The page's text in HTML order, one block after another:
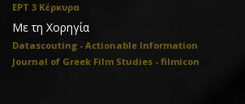
ΕΡΤ 3 Κέρκυρα
Με τη Χορηγία
Datascouting - Actionable Information
Journal of Greek Film Studies - filmicon